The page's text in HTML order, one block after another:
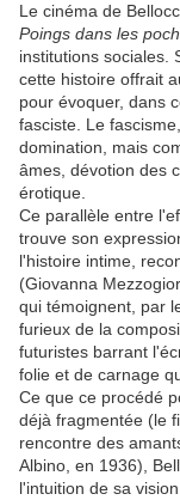
Le cinéma de
Poings dans les
institutions sociales.
cette histoire offrait
pour évoquer, dans
fasciste. Le
domination, mais
âmes, dévotion des
érotique.
Ce parallèle entre
trouve son
l'histoire intime,
(Giovanna
qui témoignent, par
furieux de la
futuristes barrant
folie et de carnage
Ce que ce procédé
déjà fragmentée (le
rencontre des
Albino, en 1936),
l'intuition de sa